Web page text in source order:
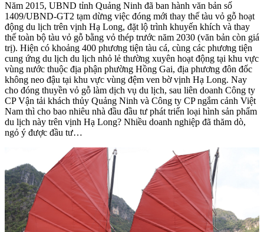
Năm 2015, UBND tỉnh Quảng Ninh đã ban hành văn bản số
1409/UBND-GT2 tạm dừng việc đóng mới thay thế tàu vỏ gỗ hoạt
động du lịch trên vịnh Hạ Long, đặt lộ trình khuyến khích và thay
thế toàn bộ tàu vỏ gỗ bằng vỏ thép trước năm 2030 (văn bản còn giá
trị). Hiện có khoảng 400 phương tiện tàu cá, cùng các phương tiện
cung ứng du lịch du lịch nhỏ lẻ thường xuyên hoạt động tại khu vực
vùng nước thuộc địa phận phường Hồng Gai, địa phương đôn đốc
không neo đậu tại khu vực vùng đệm ven bờvịnh Hạ Long. Nay
cho đóng thuyền vỏ gỗ làm dịch vụ du lịch, sau liên doanh Công ty
CP Vận tải khách thủy Quảng Ninh và Công ty CP ngắm cảnh Việt
Nam thì cho bao nhiêu nhà đầu đầu tư phát triển loại hình sản phẩm
du lịch này trên vịnh Hạ Long? Nhiều doanh nghiệp đã thăm dò,
ngỏ ý được đầu tư…